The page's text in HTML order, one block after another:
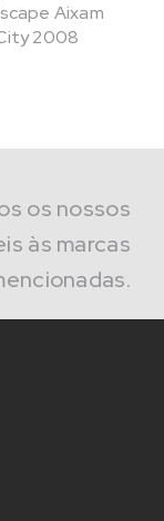
Aixam
2008
os nossos
às marcas